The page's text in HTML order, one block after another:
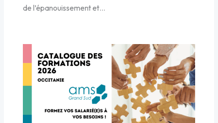
de l’épanouissement et…